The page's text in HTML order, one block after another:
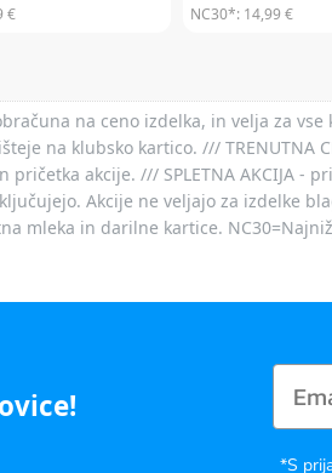
€ NC30*: 14,99 €
na ceno izdelka, in velja za
na klubsko kartico. /// TRENUTNA
akcije. /// SPLETNA AKCIJA
Akcije ne veljajo za izdelke
mleka in darilne kartice.
*S